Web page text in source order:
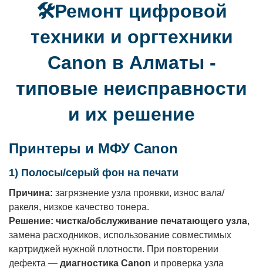
🛠️Ремонт цифровой
техники и оргтехники
Canon в Алматы -
типовые неисправности
и их решение
Принтеры и МФУ Canon
1) Полосы/серый фон на печати
Причина: загрязнение узла проявки, износ вала/
ракеля, низкое качество тонера.
Решение: чистка/обслуживание печатающего узла,
замена расходников, использование совместимых
картриджей нужной плотности. При повторении
дефекта — диагностика Canon и проверка узла